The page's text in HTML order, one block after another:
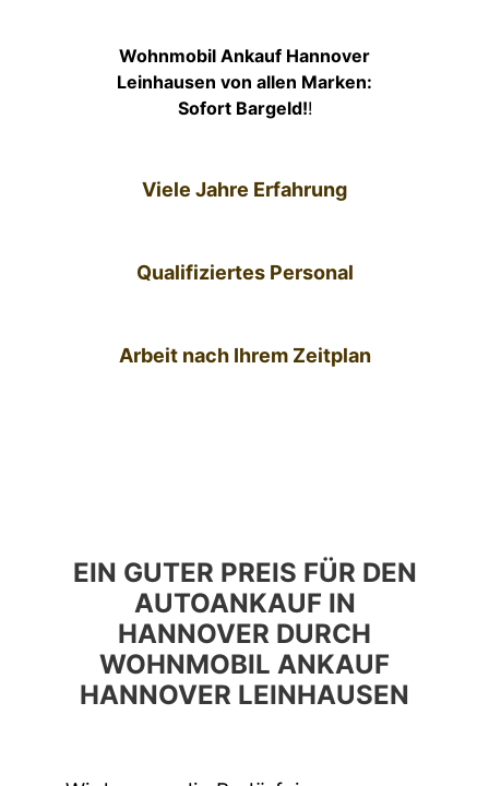
Wohnmobil Ankauf Hannover
Leinhausen von allen Marken:
Sofort Bargeld!!
Viele Jahre Erfahrung
Qualifiziertes Personal
Arbeit nach Ihrem Zeitplan
EIN GUTER PREIS FÜR DEN
AUTOANKAUF IN
HANNOVER DURCH
WOHNMOBIL ANKAUF
HANNOVER LEINHAUSEN